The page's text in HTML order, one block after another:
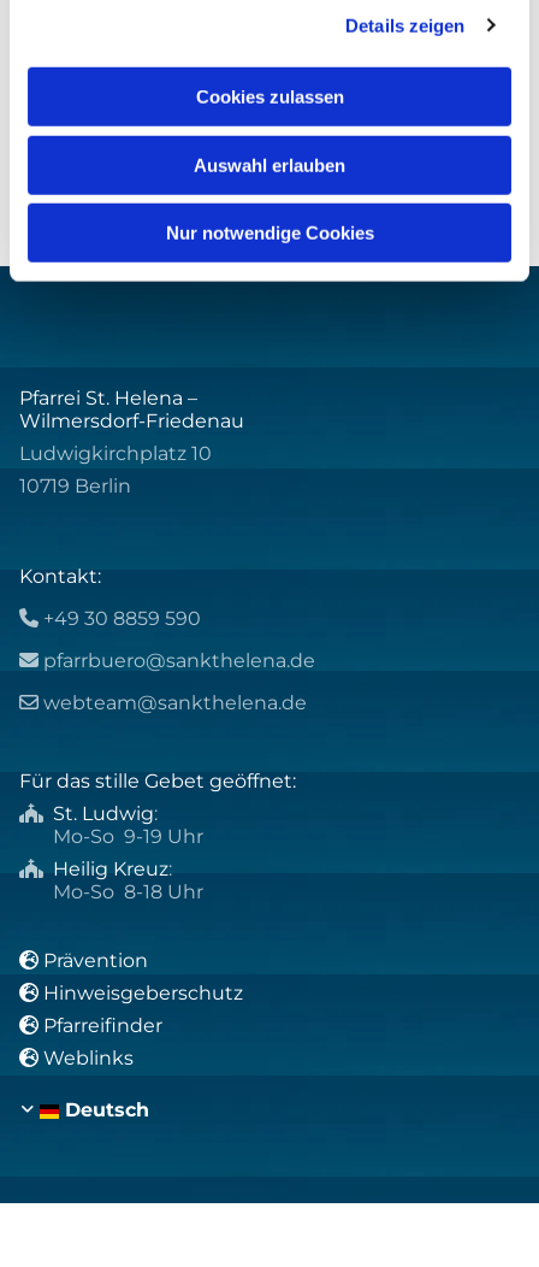
Details zeigen
Cookies zulassen
Auswahl erlauben
Nur notwendige Cookies
Pfarrei St. Helena –
Wilmersdorf-Friedenau
Ludwigkirchplatz 10
10719 Berlin
Kontakt:
 +49 30 8859 590
 pfarrbuero@sankthelena.de
 webteam@sankthelena.de
Für das stille Gebet geöffnet:
 St. Ludwig:
Mo-So 9-19 Uhr
 Heilig Kreuz:
Mo-So 8-18 Uhr
 Prävention
 Hinweisgeberschutz
 Pfarreifinder
 Weblinks
Deutsch